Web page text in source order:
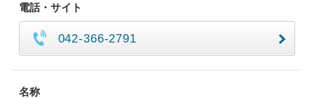
電話・サイト
042-366-2791
名称